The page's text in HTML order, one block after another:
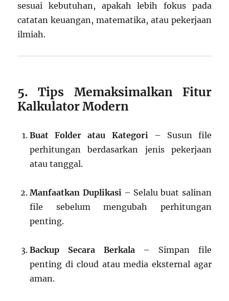
sesuai kebutuhan, apakah lebih fokus pada
catatan keuangan, matematika, atau pekerjaan
ilmiah.
5. Tips Memaksimalkan Fitur
Kalkulator Modern
Buat Folder atau Kategori– Susun file
perhitungan berdasarkan jenis pekerjaan
atau tanggal.
Manfaatkan Duplikasi– Selalu buat salinan
file sebelum mengubah perhitungan
penting.
Backup Secara Berkala– Simpan file
penting di cloud atau media eksternal agar
aman.